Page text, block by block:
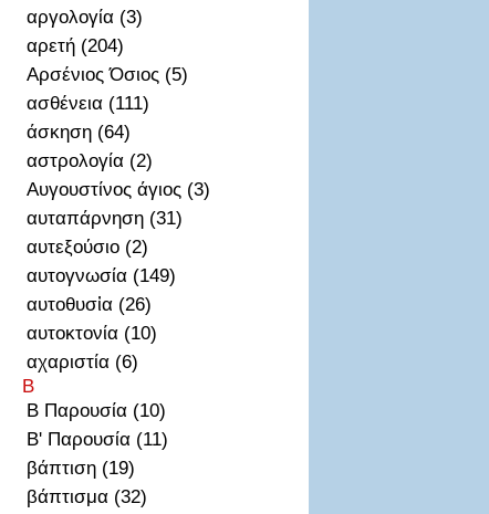
αργολογία (3)
αρετή (204)
Αρσένιος Όσιος (5)
ασθένεια (111)
άσκηση (64)
αστρολογία (2)
Αυγουστίνος άγιος (3)
αυταπάρνηση (31)
αυτεξούσιο (2)
αυτογνωσία (149)
αυτοθυσἰα (26)
αυτοκτονία (10)
αχαριστία (6)
Β
Β Παρουσία (10)
Β' Παρουσία (11)
βάπτιση (19)
βάπτισμα (32)